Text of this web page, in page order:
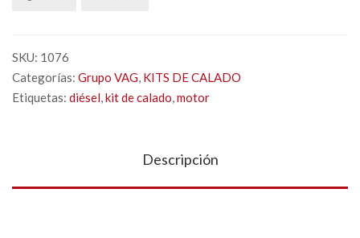
SKU: 1076
Categorías: Grupo VAG, KITS DE CALADO
Etiquetas: diésel,kit de calado,motor
Descripción